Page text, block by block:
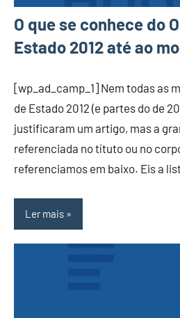
O que se conhece do
Estado 2012 até ao
[wp_ad_camp_1] Nem todas as
de Estado 2012 (e partes do de
justificaram um artigo, mas a
referenciada no títuto ou no
referenciamos em baixo. Eis a
Ler mais